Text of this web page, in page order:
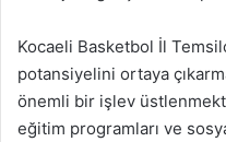
Kocaeli Basketbol İl
potansiyelini ortaya
önemli bir işlev
eğitim programları ve